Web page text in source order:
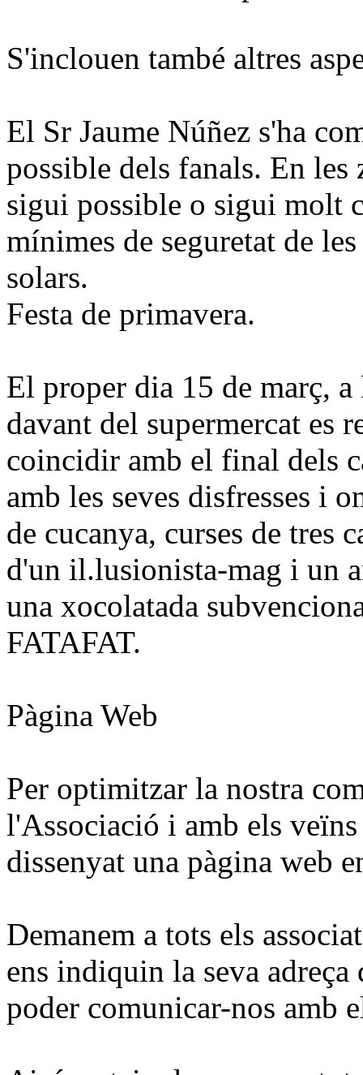
S'inclouen també altres
El Sr Jaume Núñez s'ha
possible dels fanals. En les
sigui possible o sigui molt
mínimes de seguretat de
solars.
Festa de primavera.
El proper dia 15 de març,
davant del supermercat es
coincidir amb el final dels
amb les seves disfresses i
de cucanya, curses de tres
d'un il.lusionista-mag i un
una xocolatada
FATAFAT.
Pàgina Web
Per optimitzar la nostra
l'Associació i amb els
dissenyat una pàgina web
Demanem a tots els
ens indiquin la seva
poder comunicar-nos amb